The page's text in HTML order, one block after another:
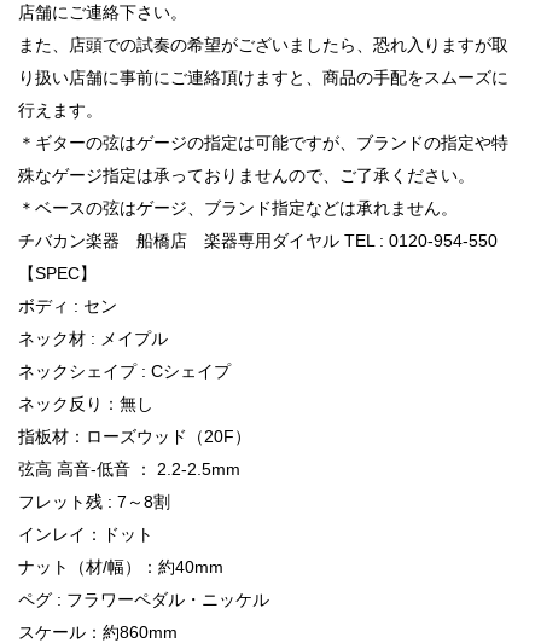
店舗にご連絡下さい。
また、店頭での試奏の希望がございましたら、恐れ入りますが取
り扱い店舗に事前にご連絡頂けますと、商品の手配をスムーズに
行えます。
＊ギターの弦はゲージの指定は可能ですが、ブランドの指定や特
殊なゲージ指定は承っておりませんので、ご了承ください。
＊ベースの弦はゲージ、ブランド指定などは承れません。
チバカン楽器 船橋店 楽器専用ダイヤル TEL : 0120-954-550
【SPEC】
ボディ : セン
ネック材 : メイプル
ネックシェイプ : Cシェイプ
ネック反り：無し
指板材：ローズウッド（20F）
弦高 高音-低音 ： 2.2-2.5mm
フレット残 : 7～8割
インレイ：ドット
ナット（材/幅）：約40mm
ペグ : フラワーペダル・ニッケル
スケール：約860mm